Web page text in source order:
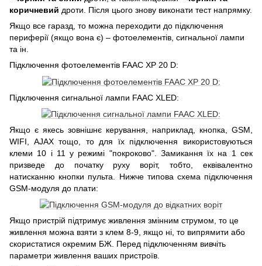
коричневий дроти. Після цього знову виконати тест напрямку.
Якщо все гаразд, то можна переходити до підключення
периферії (якщо вона є) – фотоелементів, сигнальної лампи
та ін.
Підключення фотоелементів FAAC XP 20 D:
Підключення сигнальної лампи FAAC XLED:
Якщо є якесь зовнішнє керування, наприклад, кнопка, GSM,
WIFI, AJAX тощо, то для їх підключення використовуються
клеми 10 і 11 у режимі "покроково". Замикання їх на 1 сек
призведе до початку руху воріт, тобто, еквівалентно
натисканню кнопки пульта. Нижче типова схема підключення
GSM-модуля до плати:
Якщо пристрій підтримує живлення змінним струмом, то це
живлення можна взяти з клем 8-9, якщо ні, то випрямити або
скористатися окремим БЖ. Перед підключенням вивчіть
параметри живлення ваших пристроїв.